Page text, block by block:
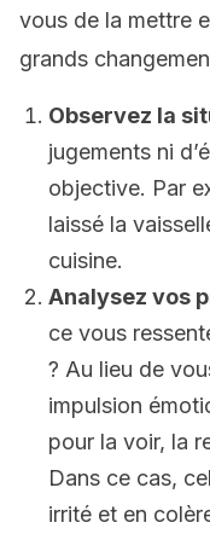
vous de la mettre
grands
Observez la
jugements ni
objective. Par
laissé la
cuisine.
Analysez vos
ce vous
? Au lieu de
impulsion
pour la voir, la
Dans ce cas,
irrité et en